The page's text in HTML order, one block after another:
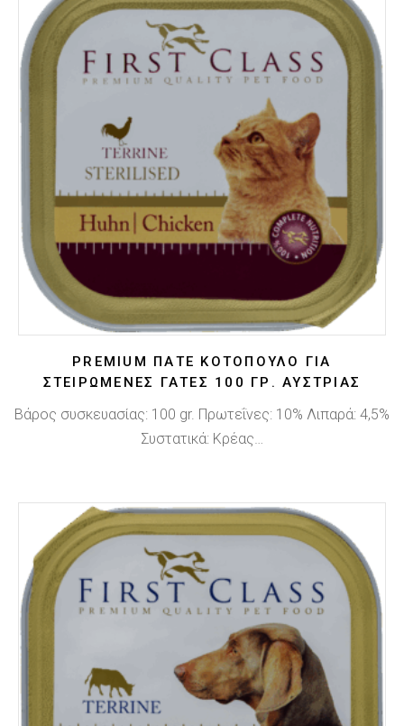
PREMIUM ΠΆΤΕ ΚΟΤΌΠΟΥΛΟ ΓΙΑ
ΣΤΕΙΡΩΜΈΝΕΣ ΓΑΤΕΣ 100 ΓΡ. ΑΥΣΤΡΊΑΣ
Βάρος συσκευασίας: 100 gr. Πρωτεΐνες: 10% Λιπαρά: 4,5%
Συστατικά: Κρέας…